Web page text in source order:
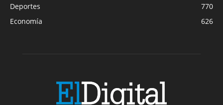
Deportes
770
Economía
626